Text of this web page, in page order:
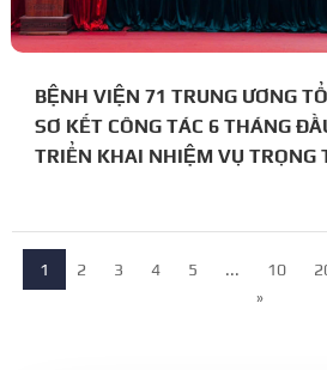
BỆNH VIỆN 71 TRUNG ƯƠNG
SƠ KẾT CÔNG TÁC 6 THÁNG
TRIỂN KHAI NHIỆM VỤ TRỌNG
1 2 3 4 5 ... 10
»